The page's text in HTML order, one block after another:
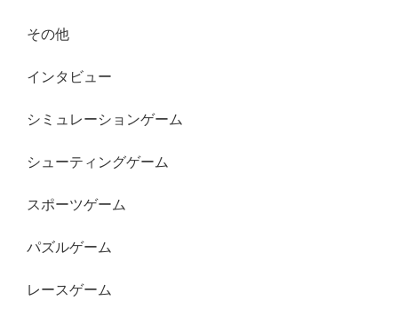
その他
インタビュー
シミュレーションゲーム
シューティングゲーム
スポーツゲーム
パズルゲーム
レースゲーム